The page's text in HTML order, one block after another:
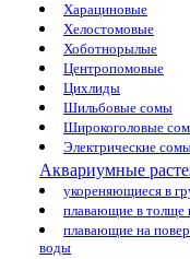
Харациновые
Хелостомовые
Хоботнорылые
Центропомовые
Цихлиды
Шильбовые сомы
Широкоголовые
Электрические
Аквариумные
укореняющиеся в
плавающие в толще
плавающие на
воды